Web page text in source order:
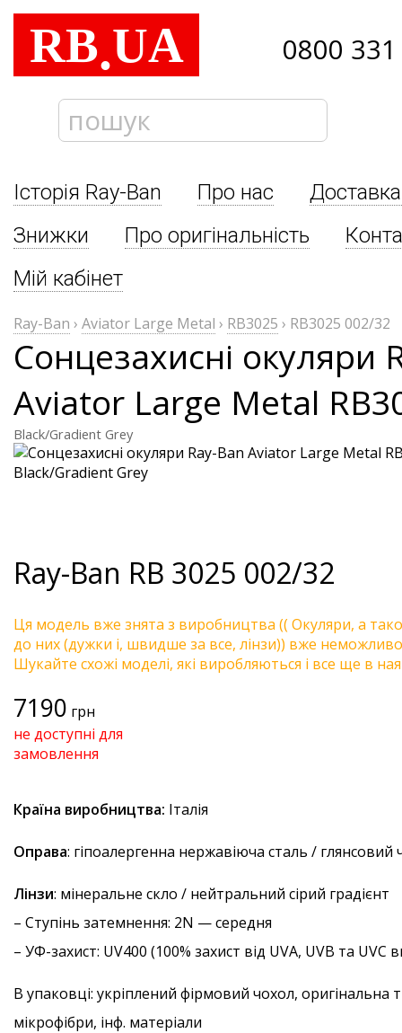
RB.UA 0800
Історія Ray-Ban Про нас
Знижки
Про оригінальність
Мій кабінет
Ray-Ban › Aviator Large Metal › RB3025 › RB3025 002/32
Сонцезахисні окуляри
Aviator Large Metal
Black/Gradient Grey
Ray-Ban RB 3025 002/32
Ця модель вже знята з виробництва (( Окуляри, а
до них (дужки і, швидше за все, лінзи)) вже неможливо
Шукайте схожі моделі, які виробляються і все ще в
7190 грн
не доступні для
замовлення
Країна виробництва: Італія
Оправа: гіпоалергенна нержавіюча сталь / глянсовий
Лінзи: мінеральне скло / нейтральний сірий градієнт
– Ступінь затемнення: 2N — середня
– УФ-захист: UV400 (100% захист від UVA, UVB та
В упаковці: укріплений фірмовий чохол, оригінальна
мікрофібри, інф. матеріали